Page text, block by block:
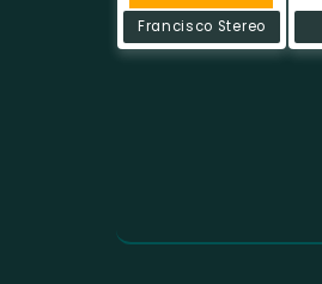
Francisco Stereo